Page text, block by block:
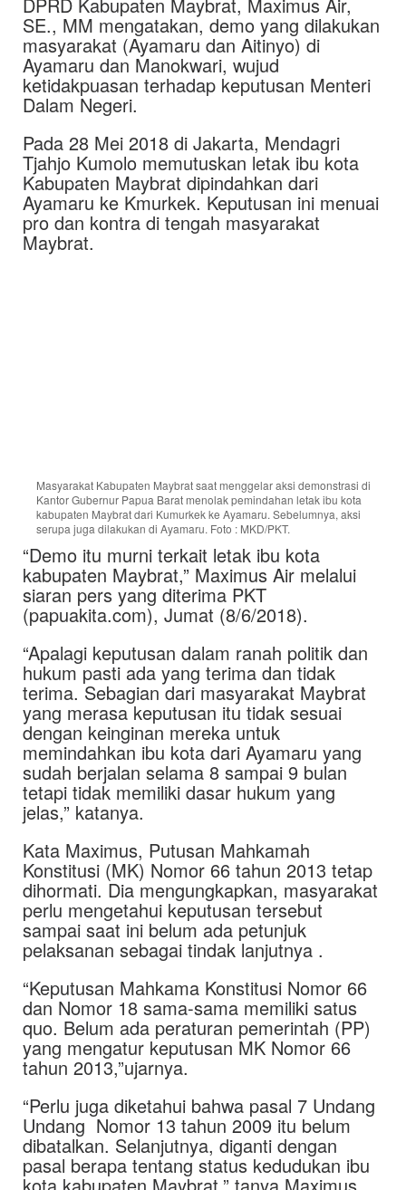
SE., MM mengatakan, demo yang dilakukan
masyarakat (Ayamaru dan Aitinyo) di
Ayamaru dan Manokwari, wujud
ketidakpuasan terhadap keputusan Menteri
Dalam Negeri.
Pada 28 Mei 2018 di Jakarta, Mendagri
Tjahjo Kumolo memutuskan letak ibu kota
Kabupaten Maybrat dipindahkan dari
Ayamaru ke Kmurkek. Keputusan ini menuai
pro dan kontra di tengah masyarakat
Maybrat.
Masyarakat Kabupaten Maybrat saat menggelar aksi demonstrasi di
Kantor Gubernur Papua Barat menolak pemindahan letak ibu kota
kabupaten Maybrat dari Kumurkek ke Ayamaru. Sebelumnya, aksi
serupa juga dilakukan di Ayamaru. Foto : MKD/PKT.
“Demo itu murni terkait letak ibu kota
kabupaten Maybrat,” Maximus Air melalui
siaran pers yang diterima PKT
(papuakita.com), Jumat (8/6/2018).
“Apalagi keputusan dalam ranah politik dan
hukum pasti ada yang terima dan tidak
terima. Sebagian dari masyarakat Maybrat
yang merasa keputusan itu tidak sesuai
dengan keinginan mereka untuk
memindahkan ibu kota dari Ayamaru yang
sudah berjalan selama 8 sampai 9 bulan
tetapi tidak memiliki dasar hukum yang
jelas,” katanya.
Kata Maximus, Putusan Mahkamah
Konstitusi (MK) Nomor 66 tahun 2013 tetap
dihormati. Dia mengungkapkan, masyarakat
perlu mengetahui keputusan tersebut
sampai saat ini belum ada petunjuk
pelaksanan sebagai tindak lanjutnya .
“Keputusan Mahkama Konstitusi Nomor 66
dan Nomor 18 sama-sama memiliki satus
quo. Belum ada peraturan pemerintah (PP)
yang mengatur keputusan MK Nomor 66
tahun 2013,”ujarnya.
“Perlu juga diketahui bahwa pasal 7 Undang
Undang Nomor 13 tahun 2009 itu belum
dibatalkan. Selanjutnya, diganti dengan
pasal berapa tentang status kedudukan ibu